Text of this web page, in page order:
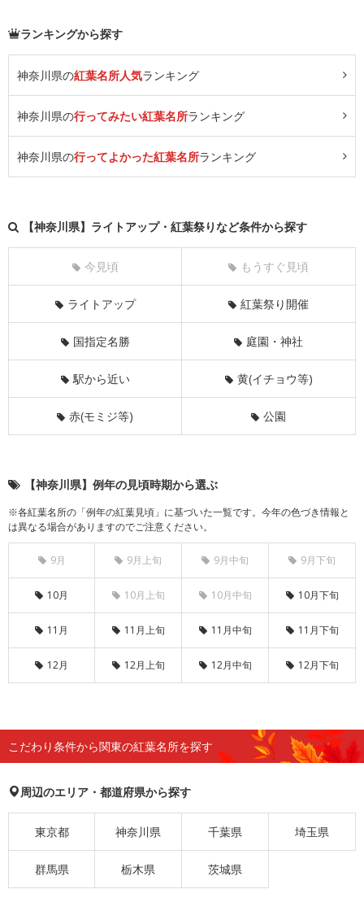
ランキングから探す
神奈川県の紅葉名所人気ランキング
神奈川県の行ってみたい紅葉名所ランキング
神奈川県の行ってよかった紅葉名所ランキング
【神奈川県】ライトアップ・紅葉祭りなど条件から探す
今見頃 もうすぐ見頃
ライトアップ 紅葉祭り開催
国指定名勝 庭園・神社
駅から近い 黄(イチョウ等)
赤(モミジ等) 公園
【神奈川県】例年の見頃時期から選ぶ
※各紅葉名所の「例年の紅葉見頃」に基づいた一覧です。今年の色づき情報と
は異なる場合がありますのでご注意ください。
9月 9月上旬 9月中旬 9月下旬
10月 10月上旬 10月中旬 10月下旬
11月 11月上旬 11月中旬 11月下旬
12月 12月上旬 12月中旬 12月下旬
こだわり条件から関東の紅葉名所を探す
周辺のエリア・都道府県から探す
東京都 神奈川県 千葉県 埼玉県
群馬県 栃木県 茨城県